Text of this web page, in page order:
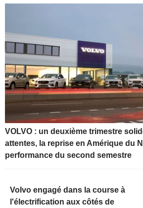
VOLVO : un deuxième trimestre
attentes, la reprise en Amérique du
performance du second semestre
Volvo engagé dans la course à
l'électrification aux côtés de